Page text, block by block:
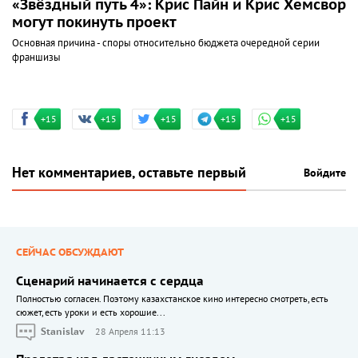
«Звёздный путь 4»: Крис Пайн и Крис Хемсворт
могут покинуть проект
Основная причина - споры относительно бюджета очередной серии
франшизы
+15 +15 +15 +15 +15
Нет комментариев, оставьте первый Войдите
СЕЙЧАС ОБСУЖДАЮТ
Сценарий начинается с сердца
Полностью согласен. Поэтому казахстанское кино интересно смотреть, есть
сюжет, есть уроки и есть хорошие...
Stanislav
28 Апреля 11:13